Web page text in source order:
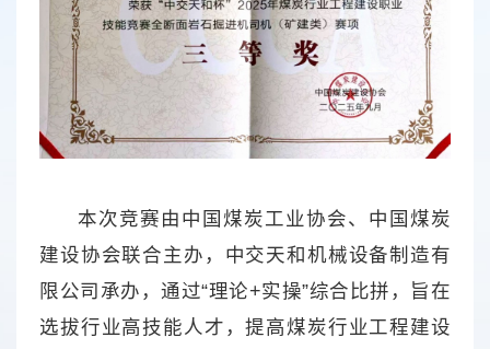
本次竞赛由中国煤炭工业协会、中国煤炭
建设协会联合主办，中交天和机械设备制造有
限公司承办，通过“理论+实操”综合比拼，旨在
选拔行业高技能人才，提高煤炭行业工程建设